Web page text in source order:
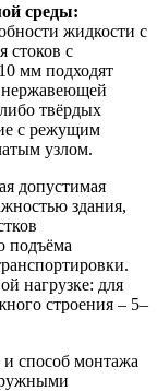
среды:
жидкости с
стоков с
мм подходят
нержавеющей
твёрдых
с режущим
узлом.
допустимая
здания,
подъёма
нагрузке: для
строения – 5–
способ монтажа